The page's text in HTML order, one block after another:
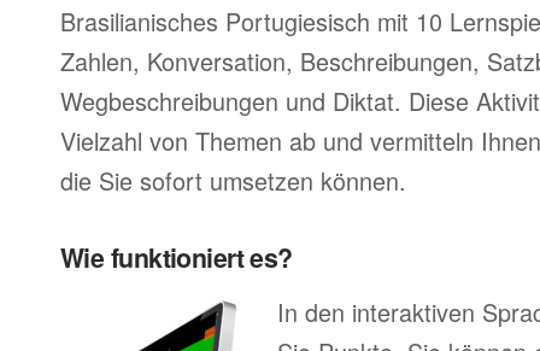
Brasilianisches Portugiesisch mit 10
Zahlen, Konversation, Beschreibungen,
Wegbeschreibungen und Diktat. Diese
Vielzahl von Themen ab und vermitteln
die Sie sofort umsetzen können.
Wie funktioniert es?
In den interaktiven